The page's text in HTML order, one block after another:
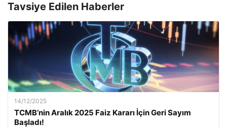
Tavsiye Edilen Haberler
14/12/2025
TCMB’nin Aralık 2025 Faiz Kararı İçin Geri Sayım
Başladı!